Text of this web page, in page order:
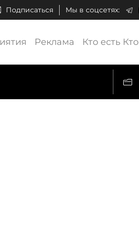
Подписаться Мы в соцсетях:
Реклама Кто есть Кто